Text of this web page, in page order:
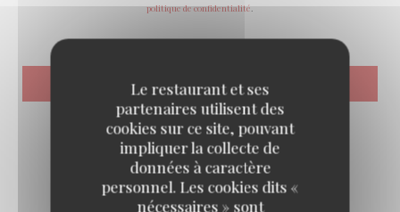
Le restaurant et ses
partenaires utilisent des
cookies sur ce site, pouvant
impliquer la collecte de
données à caractère
personnel. Les cookies dits «
nécessaires » sont
politique de confidentialité.